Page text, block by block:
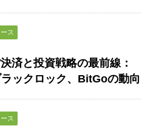
ス
済と投資戦略の最前線：
ックロック、BitGoの動向
ス